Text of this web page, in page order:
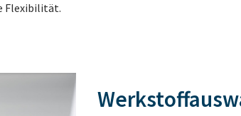
Flexibilität.